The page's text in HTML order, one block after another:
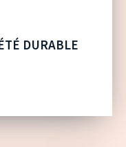
DURABLE